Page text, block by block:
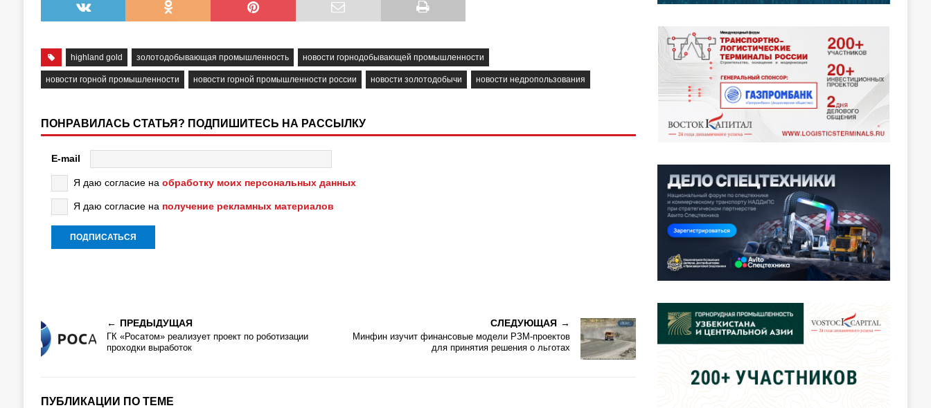
highland gold золотодобывающая промышленность новости горнодобывающей промышленности
новости горной промышленности новости горной промышленности россии новости золотодобычи новости недропользования
ПОНРАВИЛАСЬ СТАТЬЯ? ПОДПИШИТЕСЬ НА РАССЫЛКУ
E-mail
Я даю согласие на обработку моих персональных данных
Я даю согласие на получение рекламных материалов
ПРЕДЫДУЩАЯ
ГК «Росатом» реализует проект по роботизации
проходки выработок
СЛЕДУЮЩАЯ
Минфин изучит финансовые модели РЗМ-проектов
для принятия решения о льготах
ПУБЛИКАЦИИ ПО ТЕМЕ